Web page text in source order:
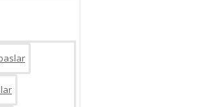
Basınç Ölçer